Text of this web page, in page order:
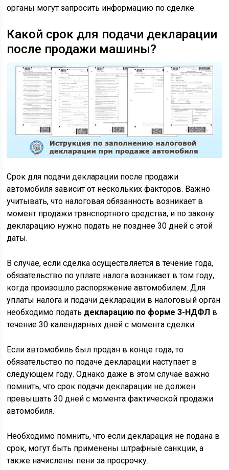
органы могут запросить информацию по сделке.
Какой срок для подачи декларации
после продажи машины?
Срок для подачи декларации после продажи
автомобиля зависит от нескольких факторов. Важно
учитывать, что налоговая обязанность возникает в
момент продажи транспортного средства, и по закону
декларацию нужно подать не позднее 30 дней с этой
даты.
В случае, если сделка осуществляется в течение года,
обязательство по уплате налога возникает в том году,
когда произошло распоряжение автомобилем. Для
уплаты налога и подачи декларации в налоговый орган
необходимо подать декларацию по форме 3-НДФЛ в
течение 30 календарных дней с момента сделки.
Если автомобиль был продан в конце года, то
обязательство по подаче декларации наступает в
следующем году. Однако даже в этом случае важно
помнить, что срок подачи декларации не должен
превышать 30 дней с момента фактической продажи
автомобиля.
Необходимо помнить, что если декларация не подана в
срок, могут быть применены штрафные санкции, а
также начислены пени за просрочку.